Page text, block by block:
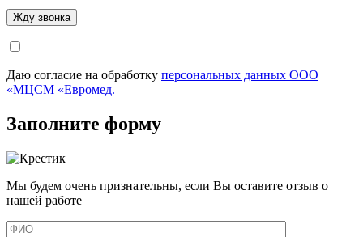
Даю согласие на обработку персональных данных ООО
«МЦСМ «Евромед.
Заполните форму
Мы будем очень признательны, если Вы оставите отзыв о
нашей работе